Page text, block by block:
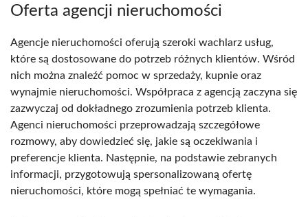
Oferta agencji nieruchomości
Agencje nieruchomości oferują szeroki wachlarz usług,
które są dostosowane do potrzeb różnych klientów. Wśród
nich można znaleźć pomoc w sprzedaży, kupnie oraz
wynajmie nieruchomości. Współpraca z agencją zaczyna się
zazwyczaj od dokładnego zrozumienia potrzeb klienta.
Agenci nieruchomości przeprowadzają szczegółowe
rozmowy, aby dowiedzieć się, jakie są oczekiwania i
preferencje klienta. Następnie, na podstawie zebranych
informacji, przygotowują spersonalizowaną ofertę
nieruchomości, które mogą spełniać te wymagania.